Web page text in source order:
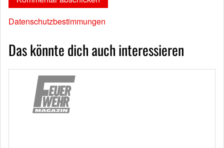
Datenschutzbestimmungen
Das könnte dich auch interessieren